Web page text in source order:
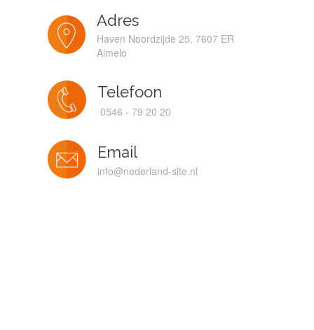
Adres
Haven Noordzijde 25, 7607 ER
Almelo
Telefoon
0546 - 79 20 20
Email
info@nederland-site.nl